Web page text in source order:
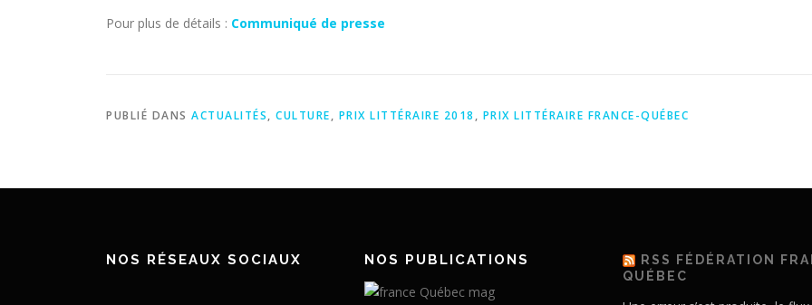
Pour plus de détails : Communiqué de presse
PUBLIÉ DANS ACTUALITÉS, CULTURE, PRIX LITTÉRAIRE 2018 , PRIX LITTÉRAIRE FRANCE-QUÉBEC
NOS RÉSEAUX SOCIAUX NOS PUBLICATIONS
RSS FÉDÉRATION
QUÉBEC